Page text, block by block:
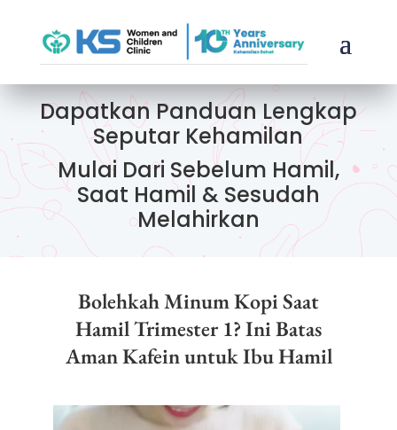
Dapatkan Panduan Lengkap
Seputar Kehamilan
Mulai Dari Sebelum Hamil,
Saat Hamil & Sesudah
Melahirkan
Bolehkah Minum Kopi Saat
Hamil Trimester 1? Ini Batas
Aman Kafein untuk Ibu Hamil